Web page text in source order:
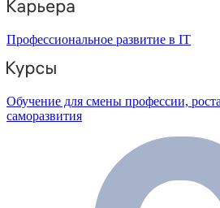
Профессиональное развитие в IT
Обучение для смены профессии,
саморазвития